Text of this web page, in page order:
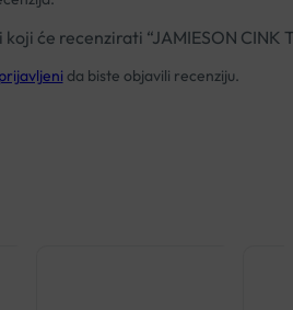
će recenzirati “JAMIESON CINK
prijavljeni da biste objavili recenziju.